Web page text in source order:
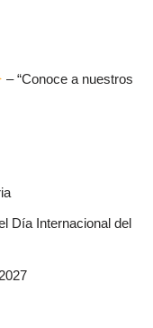
– “Conoce a nuestros
Día Internacional del